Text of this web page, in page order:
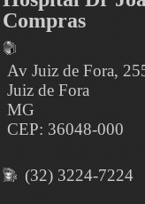
Compras
Av Juiz de Fora,
Juiz de Fora
MG
CEP: 36048-000
(32) 3224-7224